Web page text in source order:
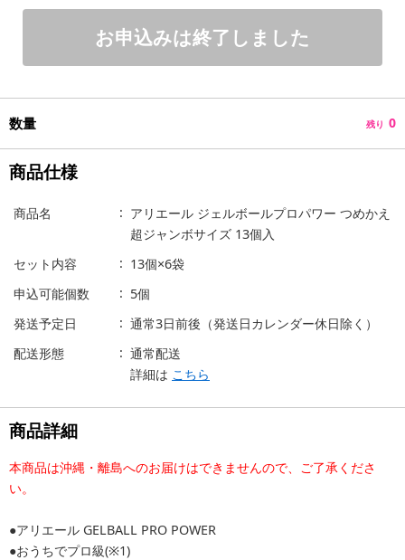
お申込みは終了しました
数量 残り 0
商品仕様
商品名
アリエール ジェルボールプロパワー つめかえ
超ジャンボサイズ 13個入
セット内容
13個×6袋
申込可能個数
5個
発送予定日
通常3日前後（発送日カレンダー休日除く）
配送形態
通常配送
詳細は こちら
商品詳細
本商品は沖縄・離島へのお届けはできませんので、ご了承くださ
い。
●アリエール GELBALL PRO POWER
●おうちでプロ級(※1)